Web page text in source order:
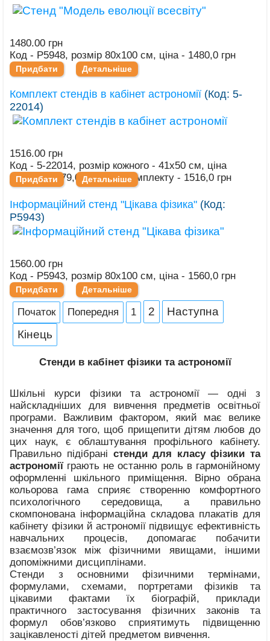
1480.00 грн
Код - Р5948, розмір 80х100 см, ціна - 1480,0 грн
Придбати Детальніше
Комплект стендів в кабінет астрономії (Код:5-
22014)
1516.00 грн
Код - 5-22014, розмір кожного - 41х50 см, ціна
кожного - 379,0 грн, ціна комплекту - 1516,0 грн
Придбати Детальніше
Інформаційний стенд "Цікава фізика" (Код:
Р5943)
1560.00 грн
Код - Р5943, розмір 80х100 см, ціна - 1560,0 грн
Придбати Детальніше
Початок Попередня 1 2
Наступна
Кінець
Стенди в кабінет фізики та астрономії
Шкільні курси фізики та астрономії — одні з
найскладніших для вивчення предметів освітньої
програми. Важливим фактором, який має велике
значення для того, щоб прищепити дітям любов до
цих наук, є облаштування профільного кабінету.
Правильно підібрані стенди для класу фізики та
астрономії грають не останню роль в гармонійному
оформленні шкільного приміщення. Вірно обрана
кольорова гама сприяє створенню комфортного
психологічного середовища, а правильно
скомпонована інформаційна складова плакатів для
кабінету фізики й астрономії підвищує ефективність
навчальних процесів, допомагає побачити
взаємозв’язок між фізичними явищами, іншими
допоміжними дисциплінами.
Стенди з основними фізичними термінами,
формулами, схемами, портретами фізиків та
цікавими фактами їх біографій, приклади
практичного застосування фізичних законів та
формул обов’язково сприятимуть підвищенню
зацікавленості дітей предметом вивчення.